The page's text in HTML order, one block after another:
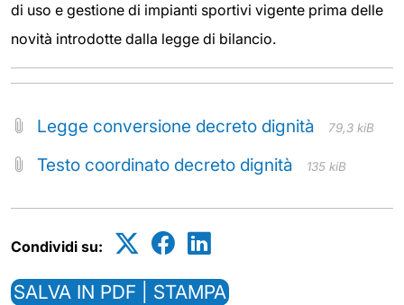
di uso e gestione di impianti sportivi vigente prima delle
novità introdotte dalla legge di bilancio.
Legge conversione decreto dignità 79,3 kiB
Testo coordinato decreto dignità 135 kiB
Condividi su:
SALVA IN PDF | STAMPA